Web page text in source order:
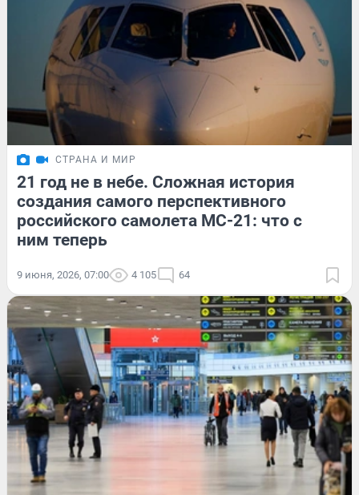
СТРАНА И МИР
21 год не в небе. Сложная история
создания самого перспективного
российского самолета МС-21: что с
ним теперь
9 июня, 2026, 07:00 4 105 64